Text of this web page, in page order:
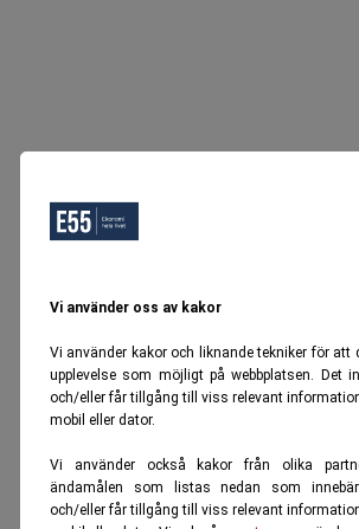
Vi använder oss av kakor
Vi använder kakor och liknande tekniker för att
upplevelse som möjligt på webbplatsen. Det
och/eller får tillgång till viss relevant
mobil eller dator.
Vi använder också kakor från olika
ändamålen som listas nedan som
och/eller får tillgång till viss relevant